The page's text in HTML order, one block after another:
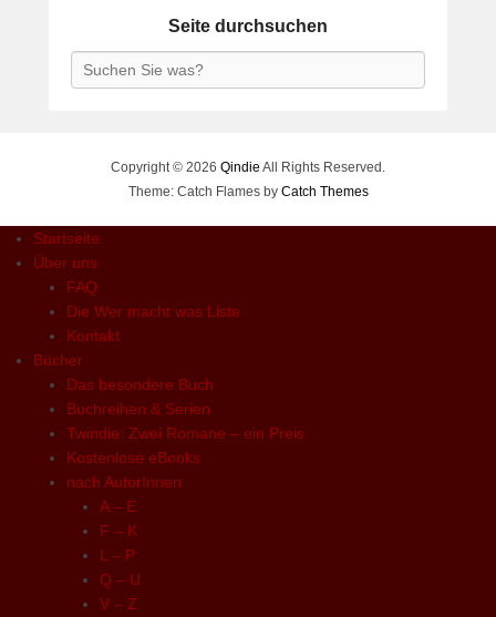
Seite durchsuchen
Search
Copyright © 2026 Qindie All Rights Reserved.
Theme: Catch Flames by Catch Themes
Startseite
Über uns
FAQ
Die Wer macht was Liste
Kontakt
Bücher
Das besondere Buch
Buchreihen & Serien
Twindie: Zwei Romane – ein Preis
Kostenlose eBooks
nach AutorInnen
A – E
F – K
L – P
Q – U
V – Z